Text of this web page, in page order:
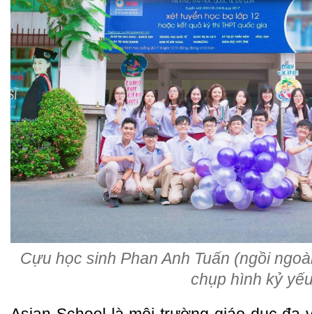
Cựu học sinh Phan Anh Tuấn (ngồi
chụp hình kỷ